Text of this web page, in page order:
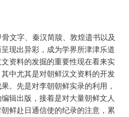
文字、秦汉简牍、敦煌遗书以及
现出异彩，成为学界所津津乐道
资料的发掘的重要性现在看来实
中尤其是对朝鲜汉文资料的开发
。先是对李朝朝鲜实录的利用，
辑出版，接着是对大量朝鲜文人
鲜赴日通信使的纪录的注意，累